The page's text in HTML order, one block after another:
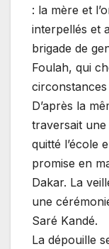
: la mère et
interpellés et
brigade de
Foulah, qui
D’après la
traversait
quitté l’école
promise en
Dakar. La
une
Saré Kandé.
La dépouille